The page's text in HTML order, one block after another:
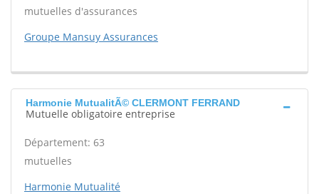
mutuelles d'assurances
Groupe Mansuy Assurances
Harmonie MutualitÃ© CLERMONT FERRAND
Mutuelle obligatoire entreprise
Département: 63
mutuelles
Harmonie Mutualité